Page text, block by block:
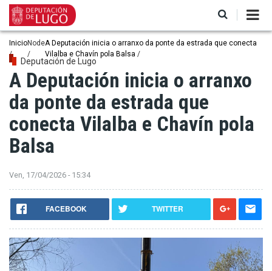
contido
principal
Miga
de
pan
InicioNodeA Deputación inicia o arranxo da ponte da estrada que conecta
Vilalba e Chavín pola Balsa
Deputación de Lugo
A Deputación inicia o arranxo
da ponte da estrada que
conecta Vilalba e Chavín pola
Balsa
Ven, 17/04/2026 - 15:34
FACEBOOK TWITTER